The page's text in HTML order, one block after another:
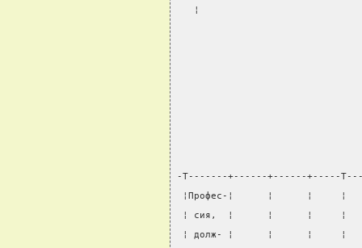
¦
-T-------+------+------+-----
¦Профес-¦      ¦      ¦
¦ сия,  ¦      ¦      ¦     ¦
¦ долж- ¦      ¦      ¦     ¦